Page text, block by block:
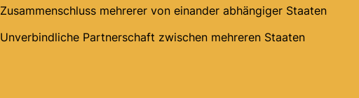
Zusammenschluss mehrerer von einander abhängiger Staaten
Unverbindliche Partnerschaft zwischen mehreren Staaten